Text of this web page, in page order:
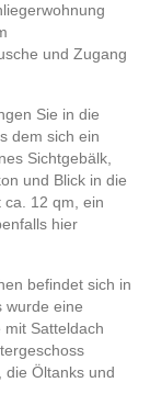
und Zugang
Sie in die
dem sich ein
Sichtgebälk,
und Blick in die
ca. 12 qm, ein
hier
befindet sich in
wurde eine
Satteldach
die Öltanks und